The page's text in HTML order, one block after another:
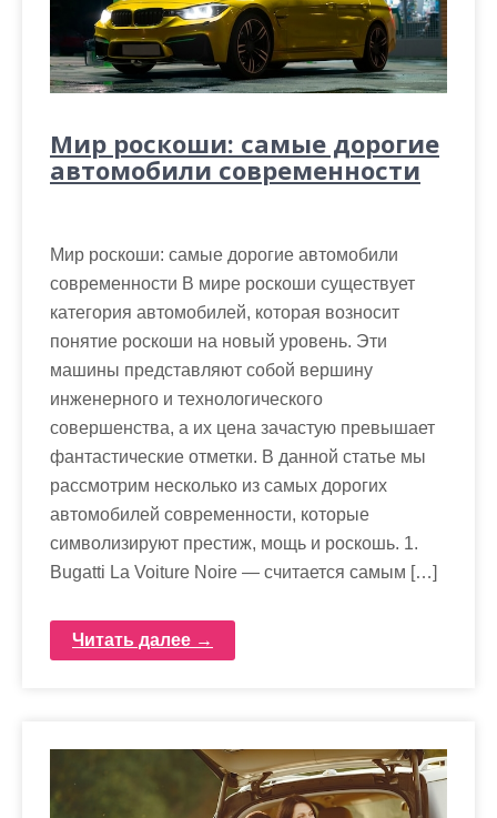
Мир роскоши: самые дорогие
автомобили современности
Мир роскоши: самые дорогие автомобили
современности В мире роскоши существует
категория автомобилей, которая возносит
понятие роскоши на новый уровень. Эти
машины представляют собой вершину
инженерного и технологического
совершенства, а их цена зачастую превышает
фантастические отметки. В данной статье мы
рассмотрим несколько из самых дорогих
автомобилей современности, которые
символизируют престиж, мощь и роскошь. 1.
Bugatti La Voiture Noire — считается самым […]
Читать далее →